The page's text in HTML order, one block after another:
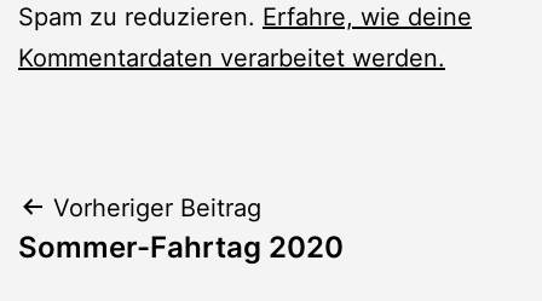
Spam zu reduzieren. Erfahre, wie deine
Kommentardaten verarbeitet werden.
Beitragsnavigation
Vorheriger Beitrag
Sommer-Fahrtag 2020